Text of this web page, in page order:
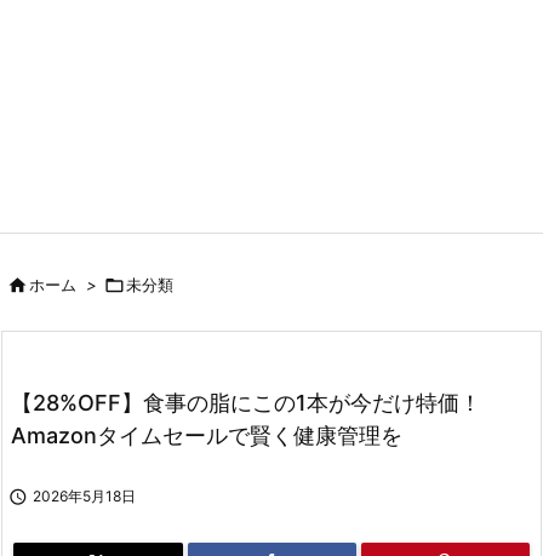
ホーム > 未分類
【28%OFF】食事の脂にこの1本が今だけ特価！
Amazonタイムセールで賢く健康管理を
 2026年5月18日